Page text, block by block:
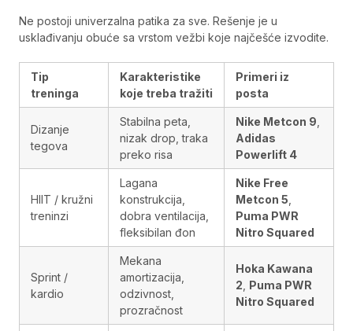
Ne postoji univerzalna patika za sve. Rešenje je u
usklađivanju obuće sa vrstom vežbi koje najčešće izvodite.
Tip
treninga
Karakteristike
koje treba tražiti
Primeri iz
posta
Dizanje
tegova
Stabilna peta,
nizak drop, traka
preko risa
Nike Metcon 9
Adidas
Powerlift 4
HIIT / kružni
treninzi
Lagana
konstrukcija,
dobra ventilacija,
fleksibilan đon
Nike Free
Metcon 5
Puma PWR
Nitro Squared
Sprint /
kardio
Mekana
amortizacija,
odzivnost,
prozračnost
Hoka Kawana
2 Puma PWR
Nitro Squared